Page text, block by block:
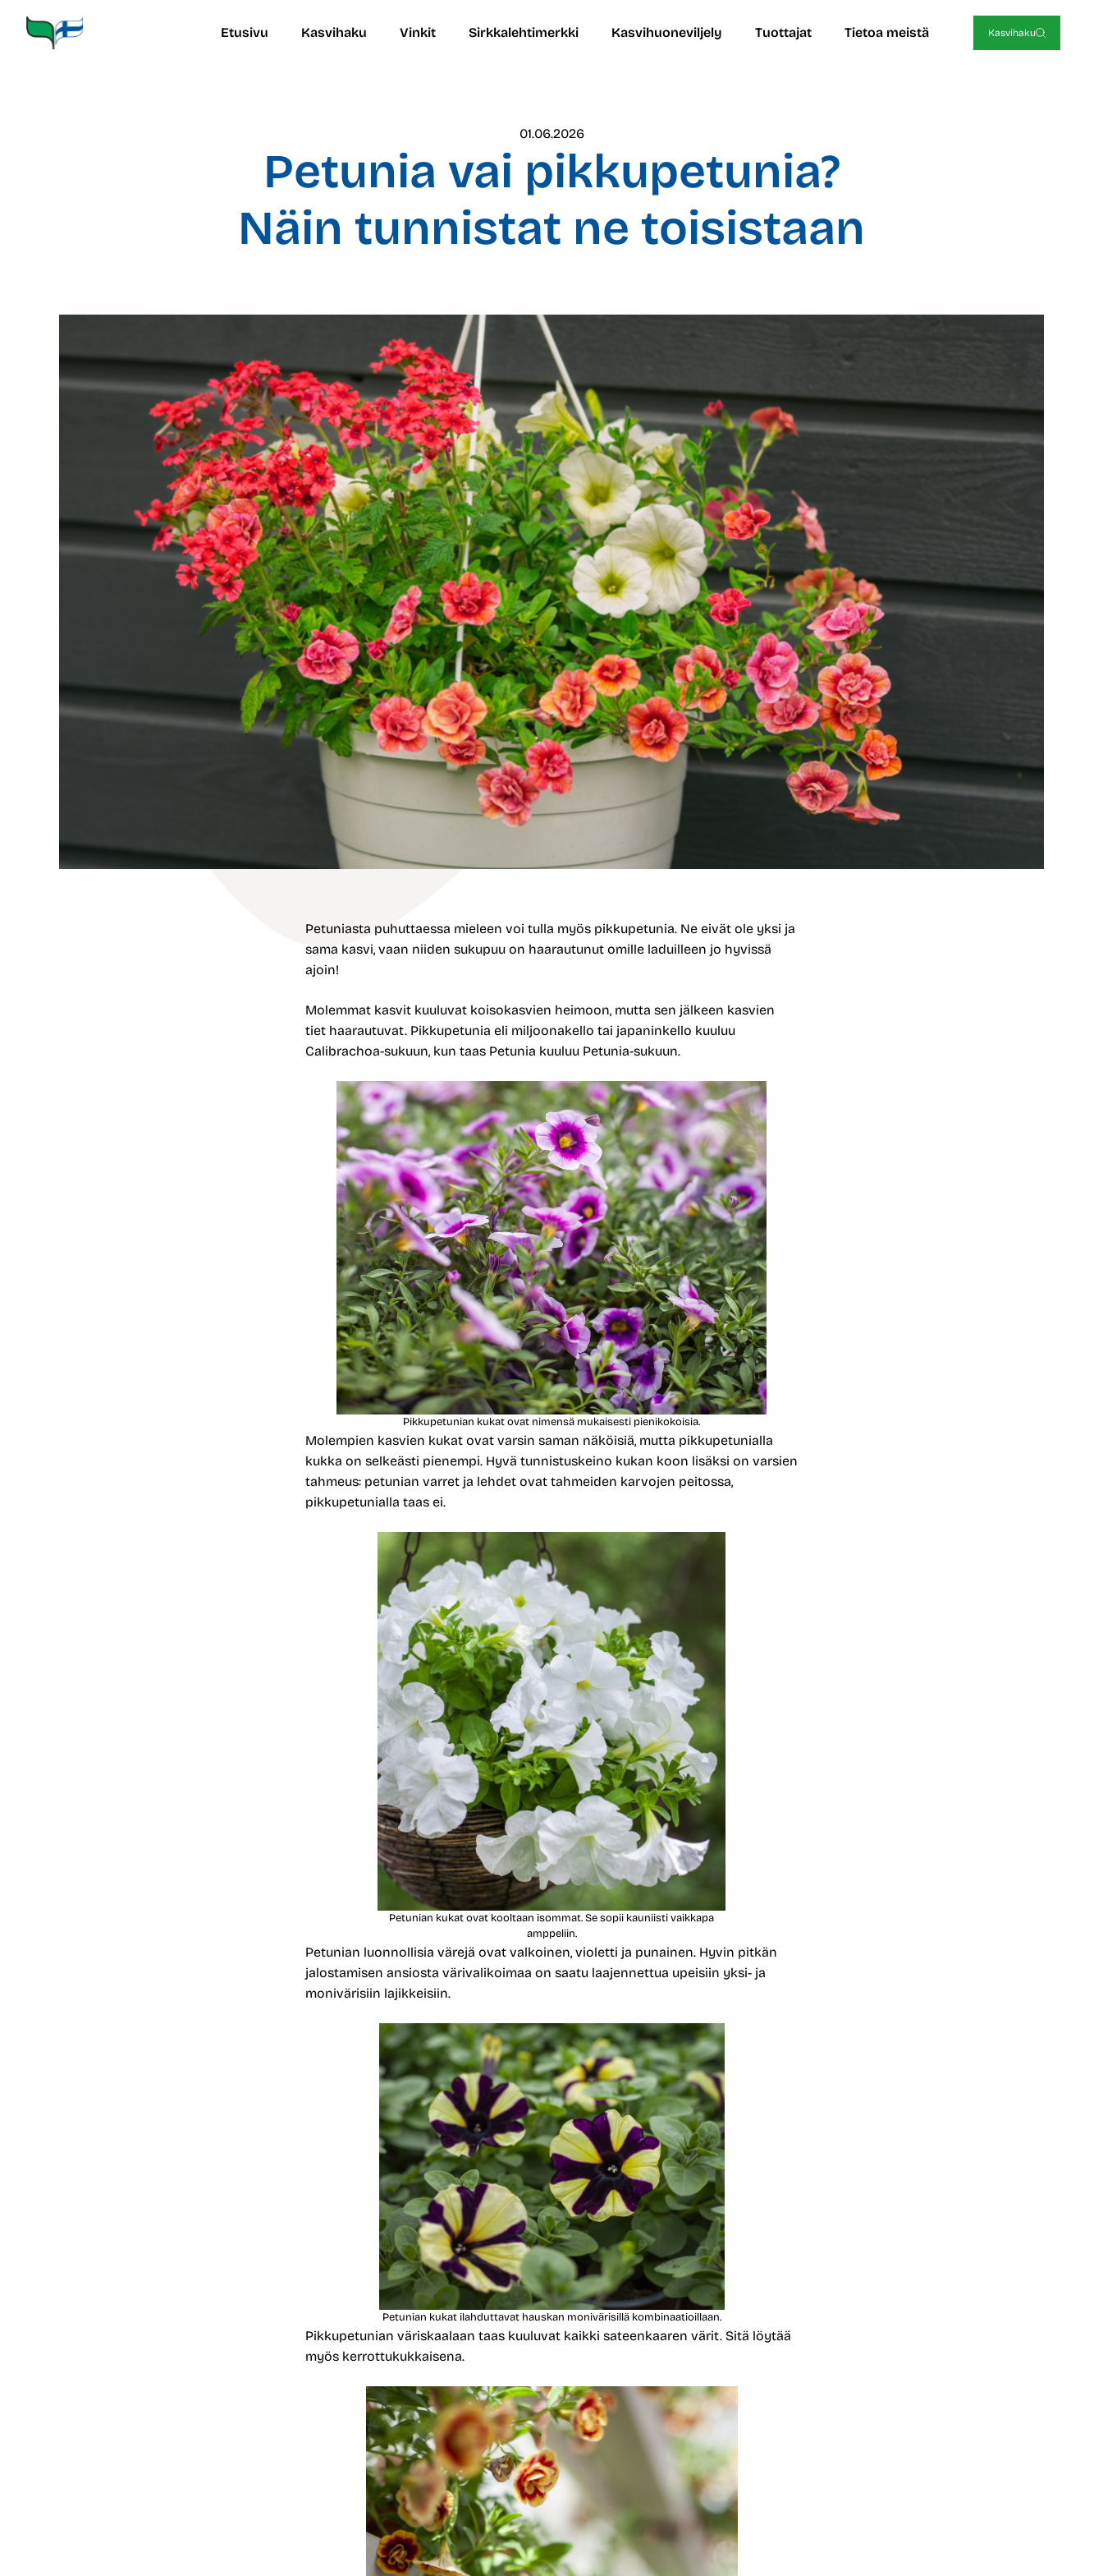
sisältöön
Etusivu Kasvihaku Vinkit Sirkkalehtimerkki Kasvihuoneviljely Tuottajat Tietoa meistä Kasvihaku
01.06.2026
Petunia vai pikkupetunia?
Näin tunnistat ne toisistaan
Petuniasta puhuttaessa mieleen voi tulla myös pikkupetunia. Ne eivät ole yksi ja
sama kasvi, vaan niiden sukupuu on haarautunut omille laduilleen jo hyvissä
ajoin!
Molemmat kasvit kuuluvat koisokasvien heimoon, mutta sen jälkeen kasvien
tiet haarautuvat. Pikkupetunia eli miljoonakello tai japaninkello kuuluu
Calibrachoa-sukuun, kun taas Petunia kuuluu Petunia-sukuun.
Pikkupetunian kukat ovat nimensä mukaisesti pienikokoisia.
Molempien kasvien kukat ovat varsin saman näköisiä, mutta pikkupetunialla
kukka on selkeästi pienempi. Hyvä tunnistuskeino kukan koon lisäksi on varsien
tahmeus: petunian varret ja lehdet ovat tahmeiden karvojen peitossa,
pikkupetunialla taas ei.
Petunian kukat ovat kooltaan isommat. Se sopii kauniisti vaikkapa
amppeliin.
Petunian luonnollisia värejä ovat valkoinen, violetti ja punainen. Hyvin pitkän
jalostamisen ansiosta värivalikoimaa on saatu laajennettua upeisiin yksi- ja
monivärisiin lajikkeisiin.
Petunian kukat ilahduttavat hauskan monivärisillä kombinaatioillaan.
Pikkupetunian väriskaalaan taas kuuluvat kaikki sateenkaaren värit. Sitä löytää
myös kerrottukukkaisena.